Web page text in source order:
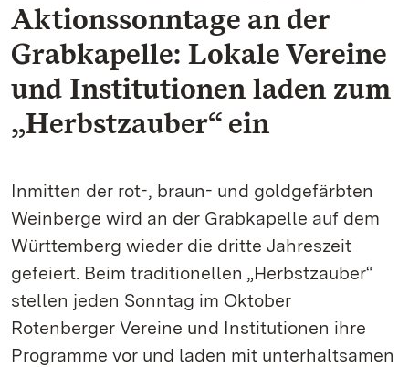
Aktionssonntage an der
Grabkapelle: Lokale Vereine
und Institutionen laden zum
„Herbstzauber“ ein
Inmitten der rot-, braun- und goldgefärbten
Weinberge wird an der Grabkapelle auf dem
Württemberg wieder die dritte Jahreszeit
gefeiert. Beim traditionellen „Herbstzauber“
stellen jeden Sonntag im Oktober
Rotenberger Vereine und Institutionen ihre
Programme vor und laden mit unterhaltsamen